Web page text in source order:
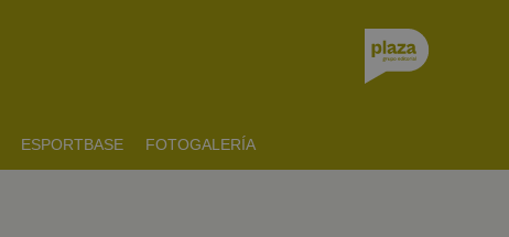
ESPORTBASE FOTOGALERÍA